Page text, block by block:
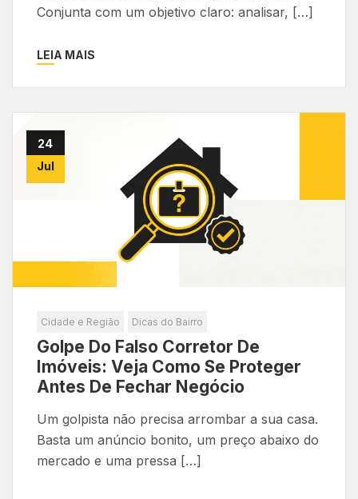
Conjunta com um objetivo claro: analisar, […]
LEIA MAIS
24
Jul
Cidade e Região Dicas do Bairro
Golpe Do Falso Corretor De
Imóveis: Veja Como Se Proteger
Antes De Fechar Negócio
Um golpista não precisa arrombar a sua casa.
Basta um anúncio bonito, um preço abaixo do
mercado e uma pressa […]